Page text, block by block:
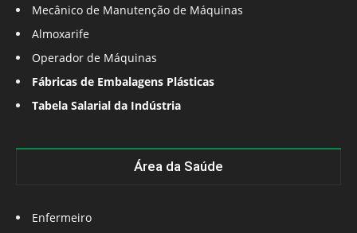
Mecânico de Manutenção de Máquinas
Almoxarife
Operador de Máquinas
Fábricas de Embalagens Plásticas
Tabela Salarial da Indústria
Área da Saúde
Enfermeiro